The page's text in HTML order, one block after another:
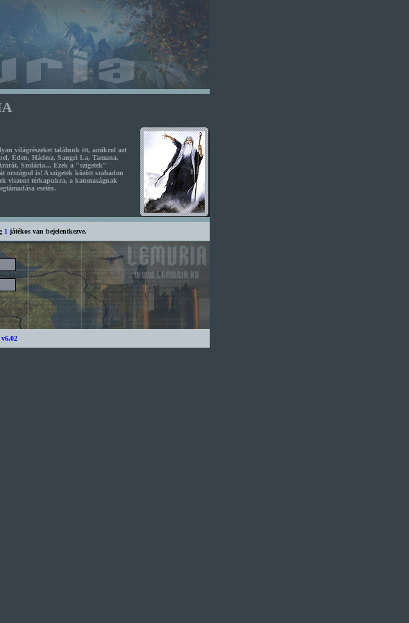
világrészeket találunk itt, amikrol azt
Éden, Hádesz, Sangri La, Tamana,
Szolária... Ezek a "szigetek"
országod is! A szigetek között szabadon
viszont térkapukra, a katonaságnak
esetén.
1 játékos van bejelentkezve.
v6.02